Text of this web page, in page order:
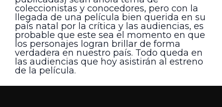
coleccionistas y conocedores, pero con la
llegada de una película bien querida en su
país natal por la crítica y las audiencias, es
probable que este sea el momento en que
los personajes logran brillar de forma
verdadera en nuestro país. Todo queda en
las audiencias que hoy asistirán al estreno
de la película.